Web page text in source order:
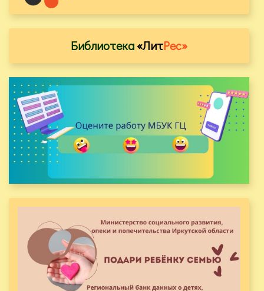
Библиотека«ЛитРес»